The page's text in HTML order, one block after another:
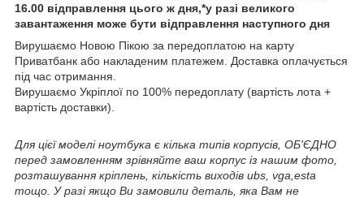
16.00 відправлення цього ж дня,*у разі великого
завантаження може бути відправлення наступного дня
Вирушаємо Новою Пікою за передоплатою на карту
Приватбанк або накладеним платежем. Доставка оплачується
під час отримання.
Вирушаємо Укріплої по 100% передоплату (вартість лота +
вартість доставки).
Для цієї моделі ноутбука є кілька типів корпусів, ОБ'ЄДНО
перед замовленням зрівняйте ваш корпус із нашим фото,
розташування кріплень, кількість виходів ubs, vga,esta
тощо. У разі якщо Ви замовили деталь, яка Вам не